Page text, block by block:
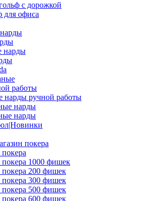
с дорожкой
офиса
нарды
работы
нарды ручной работы
нарды
нарды
покера
1000 фишек
200 фишек
300 фишек
500 фишек
600 фишек